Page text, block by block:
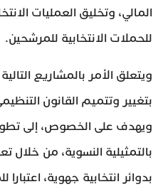
المالي، وتخليق العمليات
للحملات الانتخابية للمرشحين.
ويتعلق الأمر بالمشاريع
بتغيير وتتميم القانون
ويهدف على الخصوص، إلى
بالتمثيلية النسوية، من خلال
بدوائر انتخابية جهوية،